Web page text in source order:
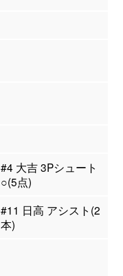
#4 大吉 3Pシュート
○(5点)
#11 日高 アシスト(2
本)